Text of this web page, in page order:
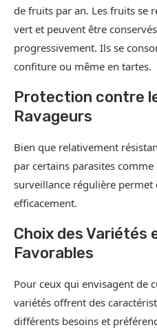
de fruits par an. Les fruits se
vert et peuvent être
progressivement. Ils se
confiture ou même en tartes.
Protection contre
Ravageurs
Bien que relativement
par certains parasites
surveillance régulière permet
efficacement.
Choix des Variétés
Favorables
Pour ceux qui envisagent de
variétés offrent des
différents besoins et